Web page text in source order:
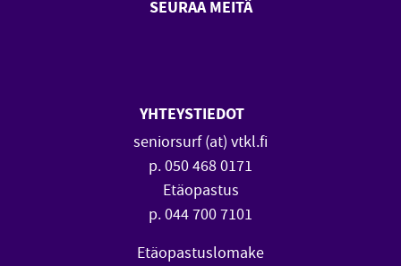
SEURAA MEITÄ
YHTEYSTIEDOT
seniorsurf (at) vtkl.fi
p. 050 468 0171
Etäopastus
p. 044 700 7101
Etäopastuslomake